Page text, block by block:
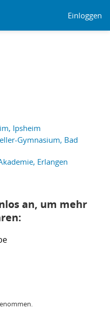
Einloggen
Ipsheim
Gymnasium, Bad
Erlangen
an, um mehr